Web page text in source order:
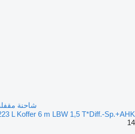
L Koffer 6 m LBW 1,5 T*Diff.-Sp.+AHK
14